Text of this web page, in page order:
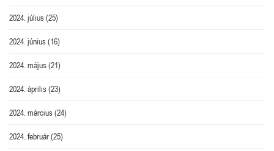
2024. július(25)
2024. június(16)
2024. május(21)
2024. április(23)
2024. március(24)
2024. február(25)